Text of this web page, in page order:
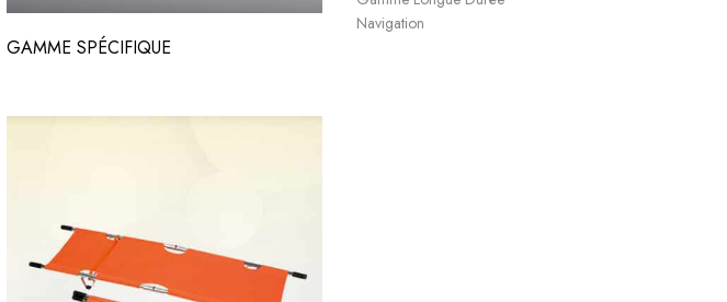
GAMME SPÉCIFIQUE
Navigation